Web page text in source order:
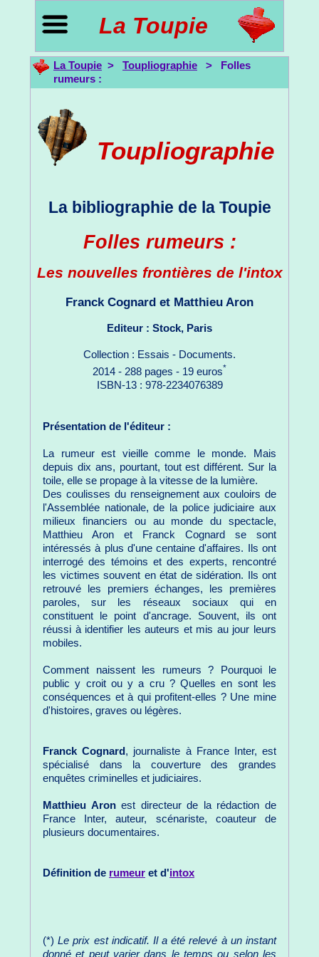
La Toupie
La Toupie > Toupliographie > Folles
rumeurs :
Toupliographie
La bibliographie de la Toupie
Folles rumeurs :
Les nouvelles frontières de l'intox
Franck Cognard et Matthieu Aron
Editeur : Stock, Paris
Collection : Essais - Documents.
2014 - 288 pages - 19 euros*
ISBN-13 : 978-2234076389
Présentation de l'éditeur :
La rumeur est vieille comme le monde. Mais
depuis dix ans, pourtant, tout est différent. Sur la
toile, elle se propage à la vitesse de la lumière.
Des coulisses du renseignement aux couloirs de
l'Assemblée nationale, de la police judiciaire aux
milieux financiers ou au monde du spectacle,
Matthieu Aron et Franck Cognard se sont
intéressés à plus d'une centaine d'affaires. Ils ont
interrogé des témoins et des experts, rencontré
les victimes souvent en état de sidération. Ils ont
retrouvé les premiers échanges, les premières
paroles, sur les réseaux sociaux qui en
constituent le point d'ancrage. Souvent, ils ont
réussi à identifier les auteurs et mis au jour leurs
mobiles.
Comment naissent les rumeurs ? Pourquoi le
public y croit ou y a cru ? Quelles en sont les
conséquences et à qui profitent-elles ? Une mine
d'histoires, graves ou légères.
Franck Cognard , journaliste à France Inter, est
spécialisé dans la couverture des grandes
enquêtes criminelles et judiciaires.
Matthieu Aronest directeur de la rédaction de
France Inter, auteur, scénariste, coauteur de
plusieurs documentaires.
Définition de rumeur et d'intox
(*)Le prix est indicatif. Il a été relevé à un instant
donné et peut varier dans le temps ou selon les